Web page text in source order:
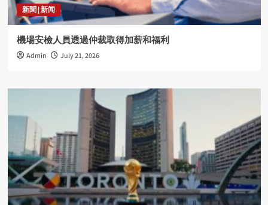
新聞 | 新闻
機場安檢人員透過仲裁取得加薪和福利
Admin July 21, 2026